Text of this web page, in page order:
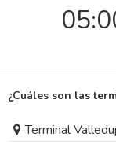
¿Cuáles son las
Terminal